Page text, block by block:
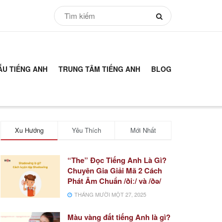
TIẾNG ANH TRUNG TÂM TIẾNG ANH BLOG
Xu Hướng Yêu Thích Mới Nhất
“The” Đọc Tiếng Anh Là Gì?
Chuyên Gia Giải Mã 2 Cách
Phát Âm Chuẩn /ðiː/ và /ðə/
THÁNG MƯỜI MỘT 27, 2025
Màu vàng đất tiếng Anh là gì?